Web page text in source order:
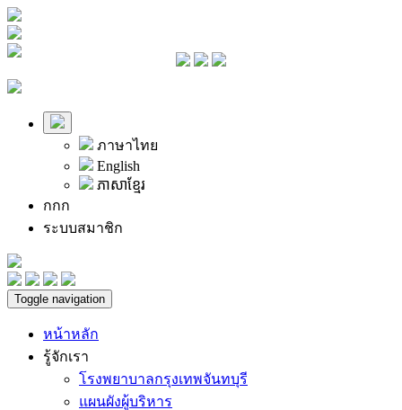
ภาษาไทย
English
ភាសាខ្មែរ
กกก
ระบบสมาชิก
Toggle navigation
หน้าหลัก
รู้จักเรา
โรงพยาบาลกรุงเทพจันทบุรี
แผนผังผู้บริหาร